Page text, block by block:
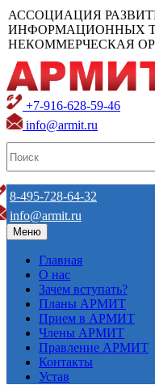
АССОЦИАЦИЯ
ИНФОРМАЦИОННЫХ
НЕКОММЕРЧЕСКАЯ
+7-916-628-59-46
info@armit.ru
8-495-728-64-32
info@armit.ru
Меню
Главная
О нас
Зачем вступать?
Планы АРМИТ
Прием в АРМИТ
Члены АРМИТ
Правление АРМИТ
Контакты
Устав